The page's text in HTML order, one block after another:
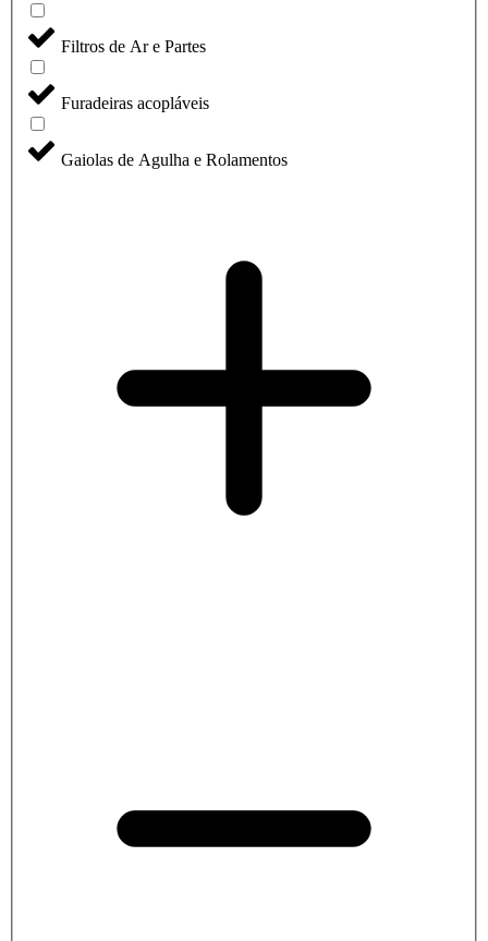
Filtros de Ar e Partes
Furadeiras acopláveis
Gaiolas de Agulha e Rolamentos